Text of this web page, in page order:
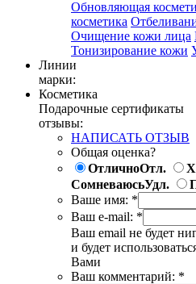
Обновляющая
косметика
Очищение кожи лица
Тонизирование кожи
Линии
марки:
Косметика
Подарочные сертификаты
отзывы:
НАПИСАТЬ ОТЗЫВ
Общая оценка?
ОтличноОтл.
СомневаюсьУдл.
Ваше имя: *
Ваш e-mail: *
Ваш email не будет
и будет
Вами
Ваш комментарий: *